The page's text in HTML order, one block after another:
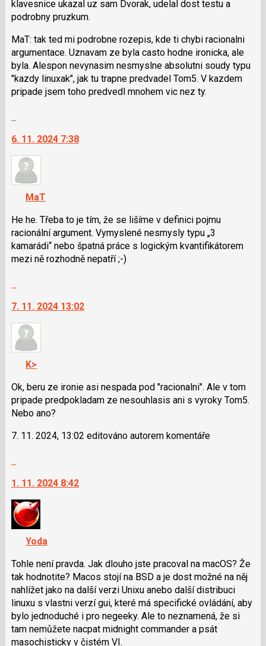
klavesnice ukazal uz sam Dvorak, udelal dost testu a
podrobny pruzkum.
MaT: tak ted mi podrobne rozepis, kde ti chybi racionalni
argumentace. Uznavam ze byla casto hodne ironicka, ale
byla. Alespon nevynasim nesmyslne absolutni soudy typu
"kazdy linuxak", jak tu trapne predvadel Tom5. V kazdem
pripade jsem toho predvedl mnohem vic nez ty.
další
nový
názor.
navigaci
lze
použít
i
klávesy
N
P
pro
předchozí
nový
názor
6. 11. 2024 7:38
MaT
He he. Třeba to je tím, že se lišíme v definici pojmu
racionální argument. Vymyslené nesmysly typu „3
kamarádi“ nebo špatná práce s logickým kvantifikátorem
mezi ně rozhodně nepatří ;-)
další
nový
názor.
navigaci
lze
použít
i
klávesy
pro
P
pro
předchozí
nový
názor
7. 11. 2024 13:02
K>
Ok, beru ze ironie asi nespada pod "racionalni". Ale v tom
pripade predpokladam ze nesouhlasis ani s vyroky Tom5.
Nebo ano?
7. 11. 2024, 13:02 editováno autorem komentáře
další
nový
názor.
K
navigaci
lze
použít
i
klávesy
N
pro
následující
a
1. 11. 2024 8:42
Yoda
Tohle není pravda. Jak dlouho jste pracoval na macOS? Že
tak hodnotite? Macos stojí na BSD a je dost možné na něj
nahlížet jako na další verzi Unixu anebo další distribuci
linuxu s vlastni verzí gui, které má specifické ovládání, aby
bylo jednoduché i pro negeeky. Ale to neznamená, že si
tam nemůžete nacpat midnight commander a psát
masochisticky v čistém VI.